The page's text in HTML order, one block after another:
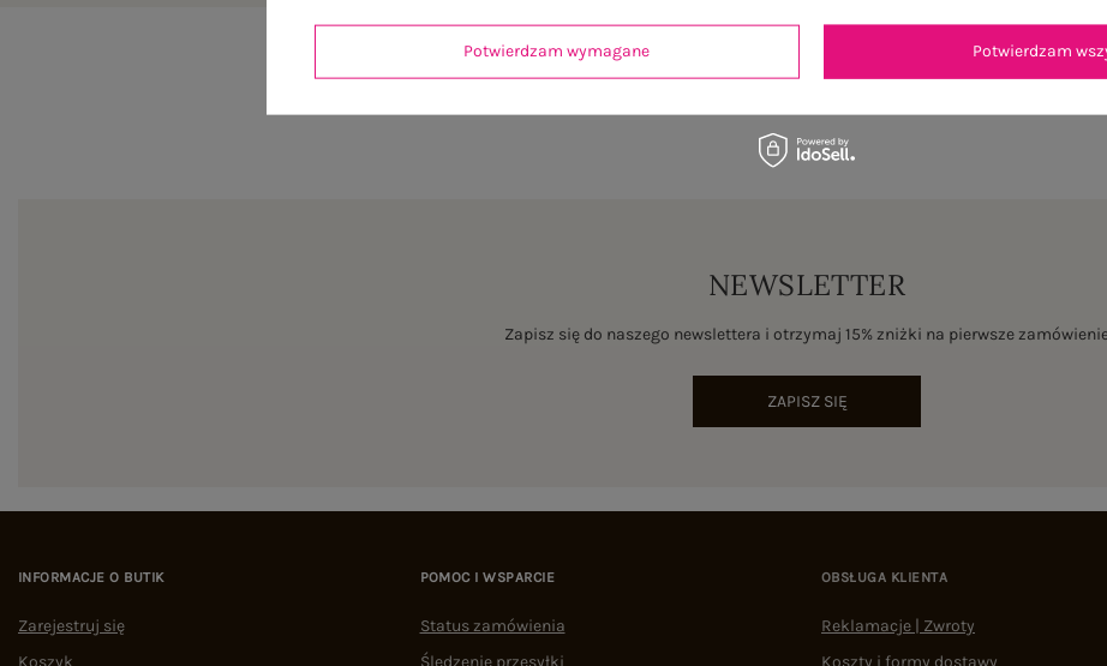
NEWSLETTER
Zapisz się do naszego newslettera i otrzymaj 15% zniżki na pierwsze
ZAPISZ SIĘ
INFORMACJE O BUTIK
Zarejestruj się
Koszyk
POMOC I WSPARCIE
Status zamówienia
Śledzenie przesyłki
OBSŁUGA KLIENTA
Reklamacje | Zwroty
Koszty i formy dostawy
Potwierdzam wymagane Potwierdzam